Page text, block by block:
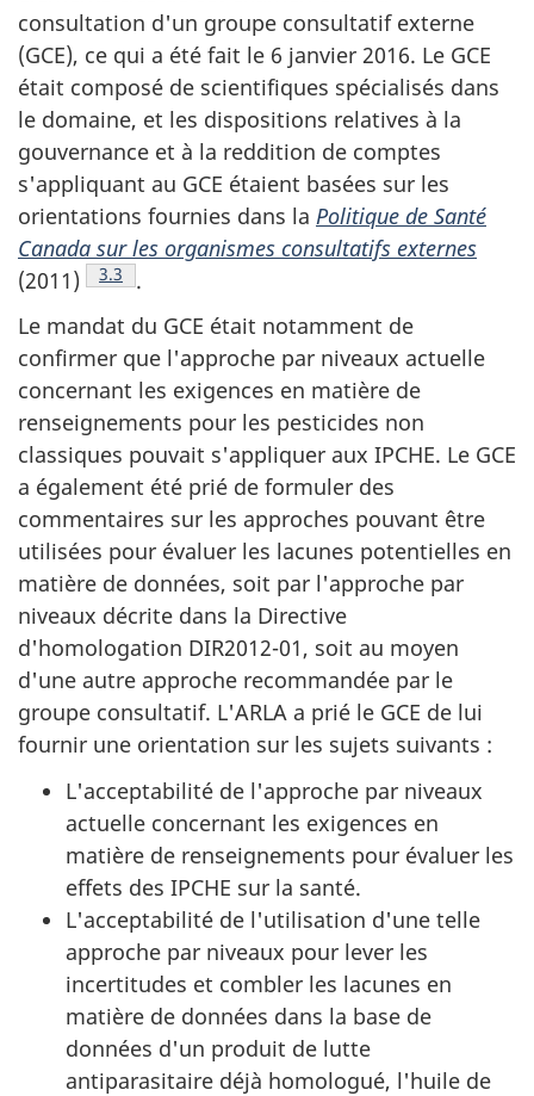
consultation d'un groupe consultatif externe
(GCE), ce qui a été fait le 6 janvier 2016. Le GCE
était composé de scientifiques spécialisés dans
le domaine, et les dispositions relatives à la
gouvernance et à la reddition de comptes
s'appliquant au GCE étaient basées sur les
orientations fournies dans la Politique de Santé
Canada sur les organismes consultatifs externes
(2011)
Note de bas de page
3.3
.
Le mandat du GCE était notamment de
confirmer que l'approche par niveaux actuelle
concernant les exigences en matière de
renseignements pour les pesticides non
classiques pouvait s'appliquer aux IPCHE. Le GCE
a également été prié de formuler des
commentaires sur les approches pouvant être
utilisées pour évaluer les lacunes potentielles en
matière de données, soit par l'approche par
niveaux décrite dans la Directive
d'homologation DIR2012-01, soit au moyen
d'une autre approche recommandée par le
groupe consultatif. L'ARLA a prié le GCE de lui
fournir une orientation sur les sujets suivants :
L'acceptabilité de l'approche par niveaux
actuelle concernant les exigences en
matière de renseignements pour évaluer les
effets des IPCHE sur la santé.
L'acceptabilité de l'utilisation d'une telle
approche par niveaux pour lever les
incertitudes et combler les lacunes en
matière de données dans la base de
données d'un produit de lutte
antiparasitaire déjà homologué, l'huile de